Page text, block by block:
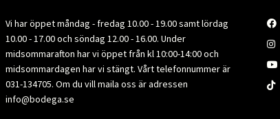
Vi har öppet måndag - fredag 10.00 - 19.00 samt lördag
10.00 - 17.00 och söndag 12.00 - 16.00. Under
midsommarafton har vi öppet från kl 10:00-14:00 och
midsommardagen har vi stängt. Vårt telefonnummer är
031-134705. Om du vill maila oss är adressen
info@bodega.se